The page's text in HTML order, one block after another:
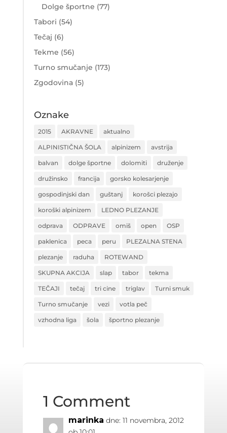
Dolge športne (77)
Tabori (54)
Tečaj (6)
Tekme (56)
Turno smučanje (173)
Zgodovina(5)
Oznake
2015 AKRAVNE aktualno
ALPINISTIČNA ŠOLA alpinizem avstrija
balvan dolge športne dolomiti druženje
družinsko francija gorsko kolesarjenje
gospodinjski dan guštanj korošci plezajo
koroški alpinizem LEDNO PLEZANJE
odprava ODPRAVE omiš open OSP
paklenica peca peru PLEZALNA STENA
plezanje raduha ROTEWAND
SKUPNA AKCIJA slap tabor tekma
TEČAJI tečaj tri cine triglav Turni smuk
Turno smučanje vezi votla peč
vzhodna liga šola športno plezanje
1 Comment
marinka dne: 11 novembra, 2012